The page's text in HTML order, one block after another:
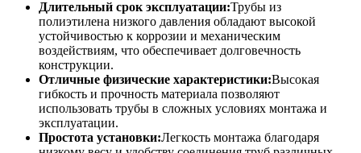
Длительный срок эксплуатации:Трубы из
полиэтилена низкого давления обладают высокой
устойчивостью к коррозии и механическим
воздействиям, что обеспечивает долговечность
конструкции.
Отличные физические характеристики:Высокая
гибкость и прочность материала позволяют
использовать трубы в сложных условиях монтажа и
эксплуатации.
Простота установки:Легкость монтажа благодаря